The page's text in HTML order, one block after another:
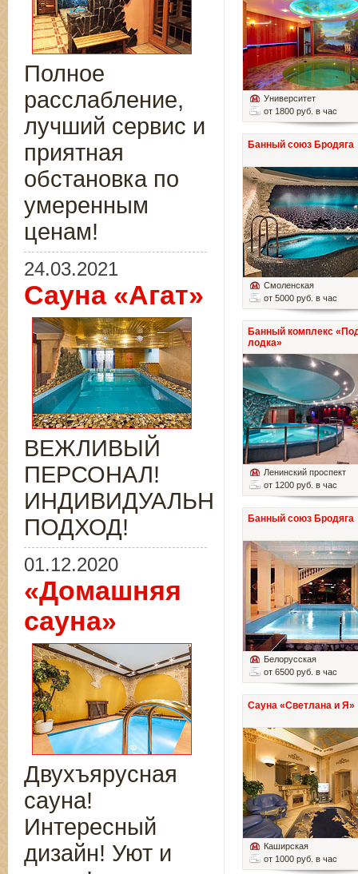
Университет
от 1800 руб. в час
Банный союз Бродяга
Смоленская
от 5000 руб. в час
Банный комплекс
лодка»
Ленинский проспект
от 1200 руб. в час
Банный союз Бродяга
Белорусская
от 6500 руб. в час
Сауна «Светлана и Я»
Каширская
от 1000 руб. в час
Полное
расслабление,
лучший сервис и
приятная
обстановка по
умеренным
ценам!
24.03.2021
Сауна «Агат»
ВЕЖЛИВЫЙ
ПЕРСОНАЛ!
ИНДИВИДУАЛЬНЫЙ
ПОДХОД!
01.12.2020
«Домашняя
сауна»
Двухъярусная
сауна!
Интересный
дизайн! Уют и